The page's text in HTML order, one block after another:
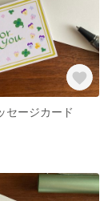
セージカード